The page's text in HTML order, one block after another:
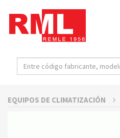
EQUIPOS DE CLIMATIZACIÓN